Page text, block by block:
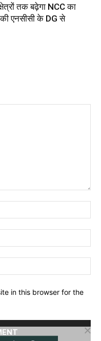
तक बढ़ेगा NCC का
की एनसीसी के DG से
in this browser for the